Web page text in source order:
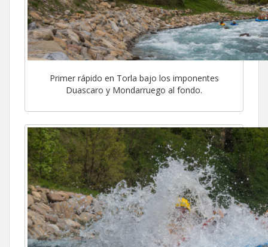
Primer rápido en Torla bajo los imponentes
Duascaro y Mondarruego al fondo.